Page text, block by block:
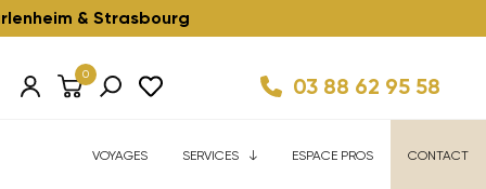
& Strasbourg
0 03 88 62 95 58
VOYAGES SERVICES ESPACE PROS CONTACT